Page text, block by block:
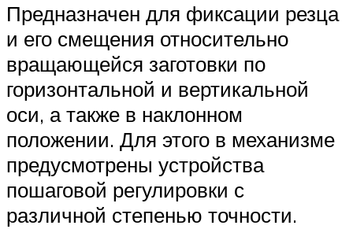
Предназначен для фиксации резца
и его смещения относительно
вращающейся заготовки по
горизонтальной и вертикальной
оси, а также в наклонном
положении. Для этого в механизме
предусмотрены устройства
пошаговой регулировки с
различной степенью точности.